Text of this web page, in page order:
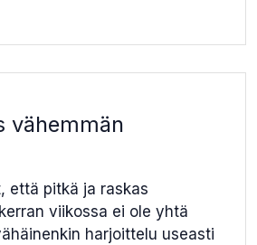
vähemmän
että pitkä ja raskas
viikossa ei ole yhtä
harjoittelu useasti